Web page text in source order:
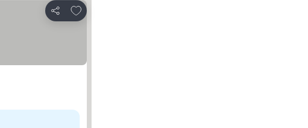
Compartir
Añadir a favoritos